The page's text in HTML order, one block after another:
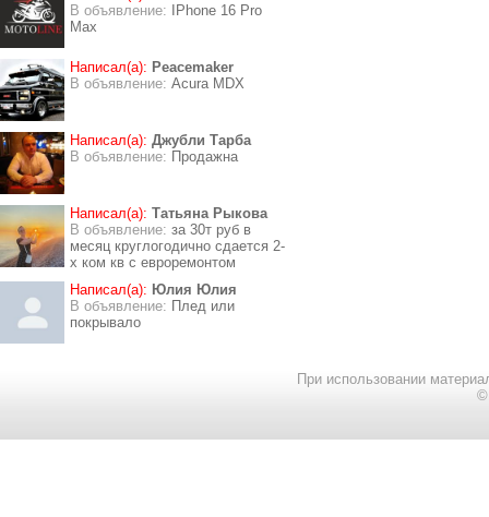
В объявление:
IPhone 16 Pro
Max
Написал(а): Peacemaker
В объявление: Acura MDX
Написал(а): Джубли Тарба
В объявление: Продажна
Написал(а): Татьяна Рыкова
В объявление: за 30т руб в
месяц круглогодично сдается 2-
х ком кв с евроремонтом
Написал(а): Юлия Юлия
В объявление: Плед или
покрывало
При использовании